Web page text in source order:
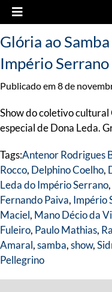
Glória ao
Império Serrano
Publicado em 8 de
Show do coletivo cultural
especial de Dona Leda.
Tags:Antenor Rodrigues
Rocco, Delphino Coelho,
Leda do Império Serrano,
Fernando Paiva, Império
Maciel, Mano Décio da
Fuleiro, Paulo Mathias,
Amaral,samba,show,
Pellegrino